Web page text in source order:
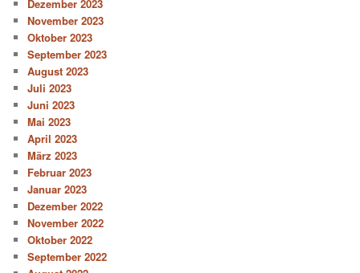
Dezember 2023
November 2023
Oktober 2023
September 2023
August 2023
Juli 2023
Juni 2023
Mai 2023
April 2023
März 2023
Februar 2023
Januar 2023
Dezember 2022
November 2022
Oktober 2022
September 2022